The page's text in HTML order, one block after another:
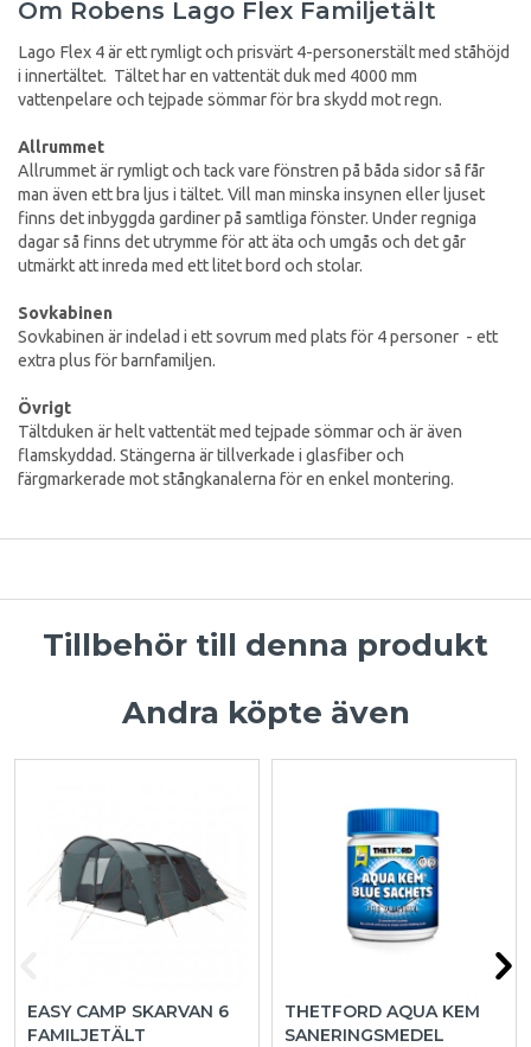
Om Robens Lago Flex Familjetält
Lago Flex 4 är ett rymligt och prisvärt 4-personerstält med ståhöjd
i innertältet. Tältet har en vattentät duk med 4000 mm
vattenpelare och tejpade sömmar för bra skydd mot regn.
Allrummet
Allrummet är rymligt och tack vare fönstren på båda sidor så får
man även ett bra ljus i tältet. Vill man minska insynen eller ljuset
finns det inbyggda gardiner på samtliga fönster. Under regniga
dagar så finns det utrymme för att äta och umgås och det går
utmärkt att inreda med ett litet bord och stolar.
Sovkabinen
Sovkabinen är indelad i ett sovrum med plats för 4 personer - ett
extra plus för barnfamiljen.
Övrigt
Tältduken är helt vattentät med tejpade sömmar och är även
flamskyddad. Stängerna är tillverkade i glasfiber och
färgmarkerade mot stångkanalerna för en enkel montering.
Tillbehör till denna produkt
Andra köpte även
EASY CAMP SKARVAN 6
FAMILJETÄLT
THETFORD AQUA KEM
SANERINGSMEDEL